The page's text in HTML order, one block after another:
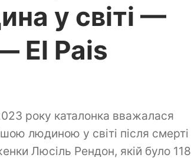
у світі —
El Pais
року каталонка вважалася
людиною у світі після смерті
Люсіль Рендон, якій було 118